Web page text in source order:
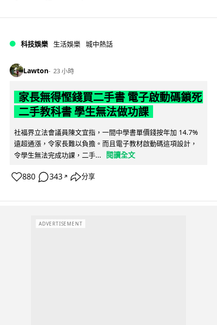
科技娛樂 生活娛樂 城中熱話
Lawton 23 小時
家長無得慳錢買二手書 電子啟動碼鎖死
二手教科書 學生無法做功課
社福界立法會議員陳文宜指，一間中學書單價錢按年加 14.7%
遠超通漲，令家長難以負擔。而且電子教材啟動碼這項設計，
令學生無法完成功課，二手...
閱讀全文
880 343 ↗ 分享
ADVERTISEMENT